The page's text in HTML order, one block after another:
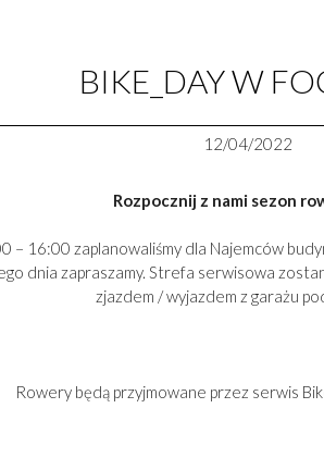
BIKE_DAY W
12/04/2022
Rozpocznij z nami sezon
16:00 zaplanowaliśmy dla Najemców
dnia zapraszamy. Strefa serwisowa
zjazdem / wyjazdem z garażu
Rowery będą przyjmowane przez serwis